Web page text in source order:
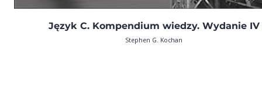
Język C. Kompendium wiedzy. Wydanie IV
Stephen G. Kochan